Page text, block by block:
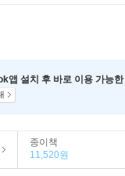
앱 설치 후 바로 이용 가능한
종이책
11,520원